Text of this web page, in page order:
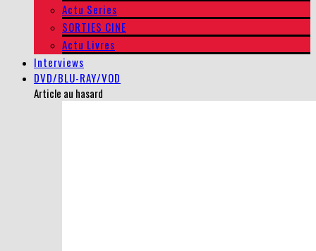
Actu Series
SORTIES CINE
Actu Livres
Interviews
DVD/BLU-RAY/VOD
Article au hasard